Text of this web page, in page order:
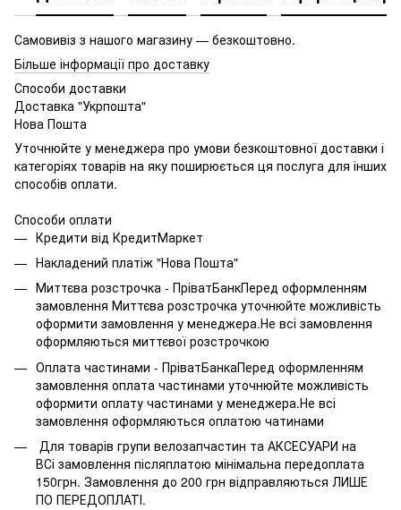
Самовивіз з нашого магазину — безкоштовно.
Більше інформації про доставку
Способи доставки
Доставка "Укрпошта"
Нова Пошта
Уточнюйте у менеджера про умови безкоштовної доставки і
категоріях товарів на яку поширюється ця послуга для інших
способів оплати.
Способи оплати
Кредити від КредитМаркет
Накладений платіж "Нова Пошта"
Миттєва розстрочка - ПріватБанкПеред оформленням
замовлення Миттєва розстрочка уточнюйте можливість
оформити замовлення у менеджера.Не всі замовлення
оформляються миттєвої розстрочкою
Оплата частинами - ПріватБанкаПеред оформленням
замовлення оплата частинами уточнюйте можливість
оформити оплату частинами у менеджера.Не всі
замовлення оформляються оплатою чатинами
Для товарів групи велозапчастин та АКСЕСУАРИ на
ВСі замовлення післяплатою мінімальна передоплата
150грн. Замовлення до 200 грн відправляються ЛИШЕ
ПО ПЕРЕДОПЛАТІ.